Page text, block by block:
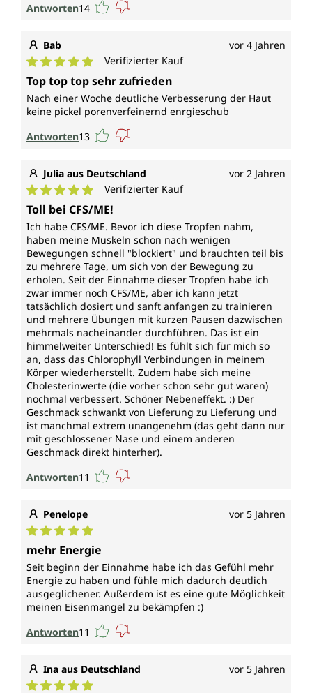
Antworten14
Bab vor 4 Jahren
Durchschnittliche Bewertung von 5 von 5 Sternen
Verifizierter Kauf
Top top top sehr zufrieden
Nach einer Woche deutliche Verbesserung der Haut
keine pickel porenverfeinernd enrgieschub
Antworten13
Julia aus Deutschland vor 2 Jahren
Durchschnittliche Bewertung von 5 von 5 Sternen
Verifizierter Kauf
Toll bei CFS/ME!
Ich habe CFS/ME. Bevor ich diese Tropfen nahm,
haben meine Muskeln schon nach wenigen
Bewegungen schnell "blockiert" und brauchten teil bis
zu mehrere Tage, um sich von der Bewegung zu
erholen. Seit der Einnahme dieser Tropfen habe ich
zwar immer noch CFS/ME, aber ich kann jetzt
tatsächlich dosiert und sanft anfangen zu trainieren
und mehrere Übungen mit kurzen Pausen dazwischen
mehrmals nacheinander durchführen. Das ist ein
himmelweiter Unterschied! Es fühlt sich für mich so
an, dass das Chlorophyll Verbindungen in meinem
Körper wiederherstellt. Zudem habe sich meine
Cholesterinwerte (die vorher schon sehr gut waren)
nochmal verbessert. Schöner Nebeneffekt. :) Der
Geschmack schwankt von Lieferung zu Lieferung und
ist manchmal extrem unangenehm (das geht dann nur
mit geschlossener Nase und einem anderen
Geschmack direkt hinterher).
Antworten11
Penelope vor 5 Jahren
Durchschnittliche Bewertung von 5 von 5 Sternen
mehr Energie
Seit beginn der Einnahme habe ich das Gefühl mehr
Energie zu haben und fühle mich dadurch deutlich
ausgeglichener. Außerdem ist es eine gute Möglichkeit
meinen Eisenmangel zu bekämpfen :)
Antworten11
Ina aus Deutschland vor 5 Jahren